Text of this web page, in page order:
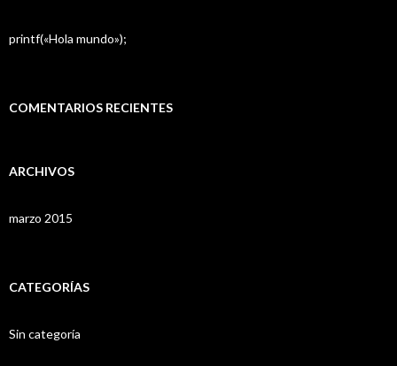
printf(«Hola mundo»);
COMENTARIOS RECIENTES
ARCHIVOS
marzo 2015
CATEGORÍAS
Sin categoría